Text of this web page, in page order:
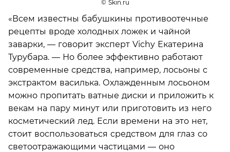
© Skin.ru
«Всем известны бабушкины противоотечные
рецепты вроде холодных ложек и чайной
заварки, — говорит эксперт Vichy Екатерина
Турубара. — Но более эффективно работают
современные средства, например, лосьоны с
экстрактом василька. Охлажденным лосьоном
можно пропитать ватные диски и приложить к
векам на пару минут или приготовить из него
косметический лед. Если времени на это нет,
стоит воспользоваться средством для глаз со
светоотражающими частицами — оно